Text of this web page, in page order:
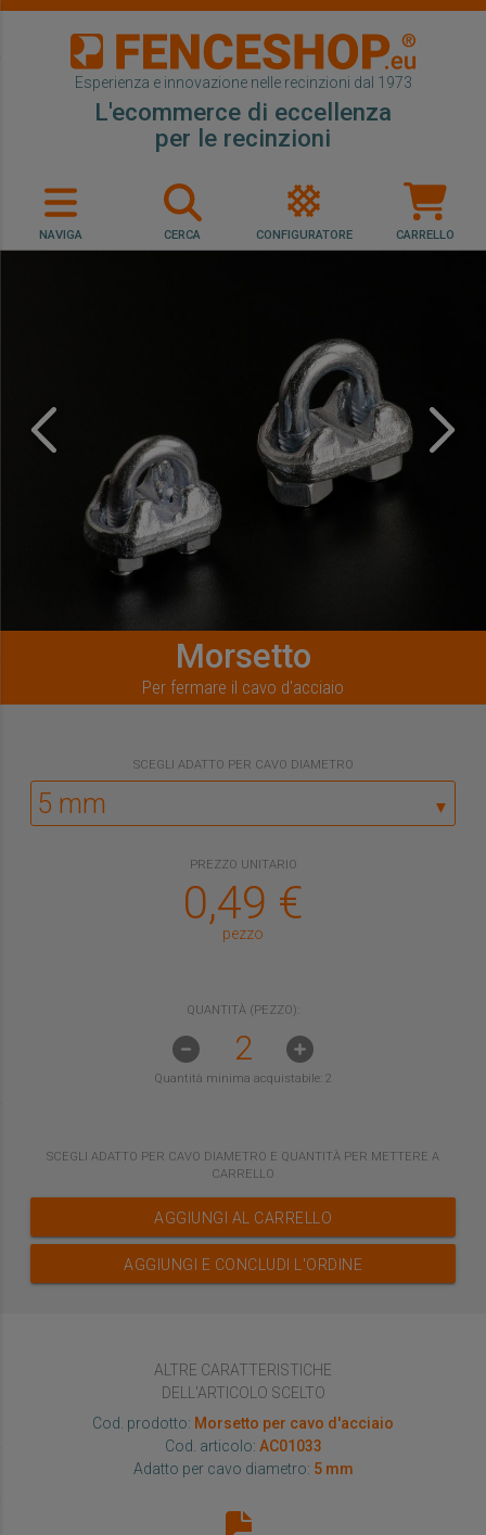
Esperienza e innovazione nelle recinzioni dal 1973
L'ecommerce di eccellenza
per le recinzioni
NAVIGA CERCA CONFIGURATORE CARRELLO
Morsetto
Per fermare il cavo d'acciaio
SCEGLI ADATTO PER CAVO DIAMETRO
▼
PREZZO UNITARIO
0,49 €
pezzo
QUANTITÀ (PEZZO):
Quantità minima acquistabile: 2
SCEGLI ADATTO PER CAVO DIAMETRO E QUANTITÀ PER METTERE A
CARRELLO
AGGIUNGI AL CARRELLO
AGGIUNGI E CONCLUDI L'ORDINE
ALTRE CARATTERISTICHE
DELL'ARTICOLO SCELTO
Cod. prodotto: Morsetto per cavo d'acciaio
Cod. articolo: AC01033
Adatto per cavo diametro: 5 mm